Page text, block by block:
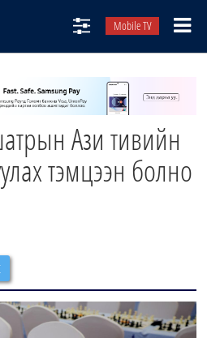
Mobile TV
Ази тивийн
тэмцээн болно